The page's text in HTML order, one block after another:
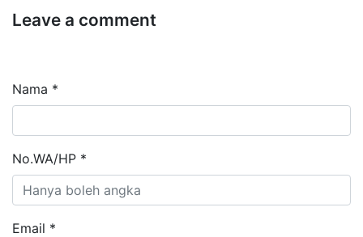
Leave a comment
Nama *
No.WA/HP *
Email *